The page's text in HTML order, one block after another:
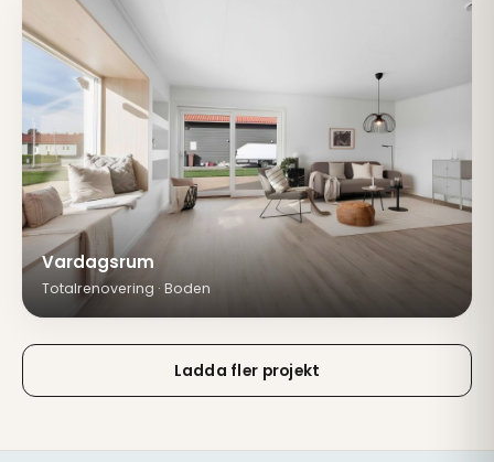
Vardagsrum
Totalrenovering · Boden
Ladda fler projekt